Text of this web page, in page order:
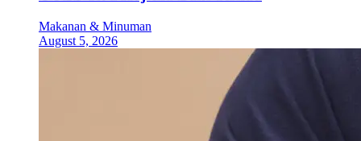
Makanan & Minuman
August 5, 2026